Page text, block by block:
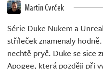
Živě Martin Cvrček
Série Duke Nukem a
stříleček znamenaly
nechtě pryč. Duke se sice
Apogee, která později při